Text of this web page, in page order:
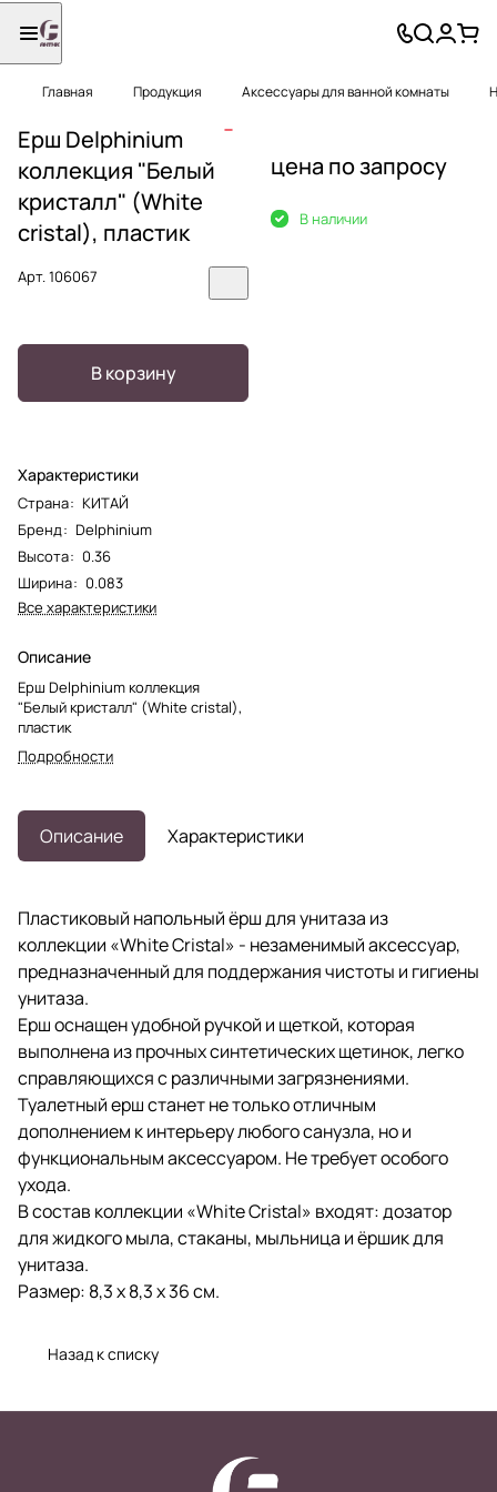
Главная Продукция Аксессуары для ванной комнаты
Ерш Delphinium
коллекция "Белый
кристалл" (White
cristal), пластик
Арт.106067
В корзину
Характеристики
Страна: КИТАЙ
Бренд: Delphinium
Высота: 0.36
Ширина: 0.083
Все характеристики
Описание
Ерш Delphinium коллекция
"Белый кристалл" (White cristal),
пластик
Подробности
цена по запросу
В наличии
Описание Характеристики
Пластиковый напольный ёрш для унитаза из
коллекции «White Cristal» - незаменимый аксессуар,
предназначенный для поддержания чистоты и гигиены
унитаза.
Ерш оснащен удобной ручкой и щеткой, которая
выполнена из прочных синтетических щетинок, легко
справляющихся с различными загрязнениями.
Туалетный ерш станет не только отличным
дополнением к интерьеру любого санузла, но и
функциональным аксессуаром. Не требует особого
ухода.
В состав коллекции «White Cristal» входят: дозатор
для жидкого мыла, стаканы, мыльница и ёршик для
унитаза.
Размер: 8,3 х 8,3 х 36 см.
Назад к списку